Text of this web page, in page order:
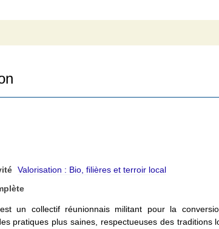
Valorisation : Bio, filières et terroir local
un collectif réunionnais militant pour la
pratiques plus saines, respectueuses des